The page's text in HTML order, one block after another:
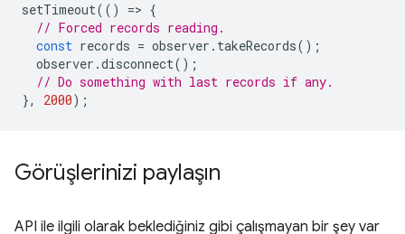
setTimeout(() => {
// Forced records reading.
const records = observer . takeRecords();
observer .disconnect();
// Do something with last records if any.
},
2000);
Görüşlerinizi paylaşın
API ile ilgili olarak beklediğiniz gibi çalışmayan bir şey var